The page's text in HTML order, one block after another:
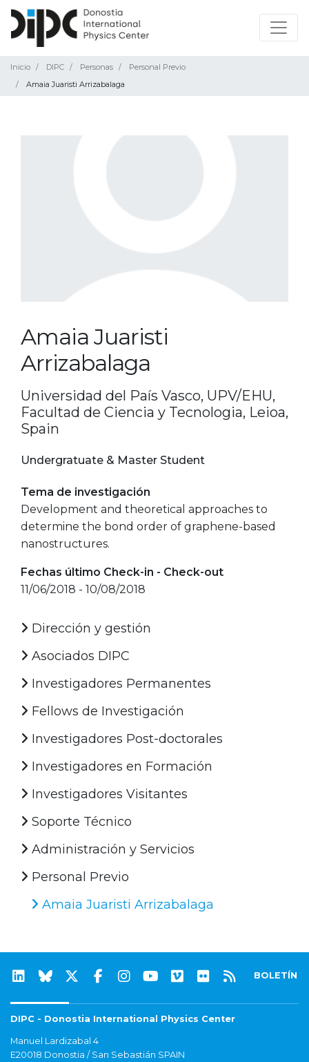
Inicio DIPC Personas
Personal Previo
Amaia Juaristi Arrizabalaga
Amaia Juaristi
Arrizabalaga
Universidad del País Vasco, UPV/EHU,
Facultad de Ciencia y Tecnologia, Leioa,
Spain
Undergratuate & Master Student
Tema de investigación
Development and theoretical approaches to
determine the bond order of graphene-based
nanostructures.
Fechas último Check-in - Check-out
11/06/2018 - 10/08/2018
Dirección y gestión
Asociados DIPC
Investigadores Permanentes
Fellows de Investigación
Investigadores Post-doctorales
Investigadores en Formación
Investigadores Visitantes
Soporte Técnico
Administración y Servicios
Personal Previo
Amaia Juaristi Arrizabalaga
BOLETÍN
DIPC - Donostia International Physics Center
Manuel Lardizabal 4
E20018 Donostia / San Sebastián SPAIN